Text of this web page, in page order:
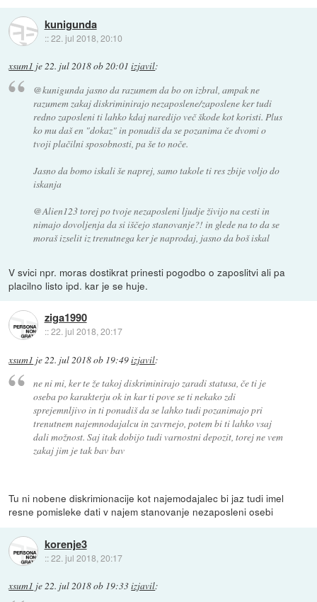
kunigunda
::22. jul 2018, 20:10
xsum1 je22. jul 2018 ob 20:01 izjavil:
@kunigunda jasno da razumem da bo on izbral, ampak ne
razumem zakaj diskriminirajo nezaposlene/zaposlene ker tudi
redno zaposleni ti lahko kdaj naredijo več škode kot koristi. Plus
ko mu daš en "dokaz" in ponudiš da se pozanima če dvomi o
tvoji plačilni sposobnosti, pa še to noče.
Jasno da bomo iskali še naprej, samo takole ti res zbije voljo do
iskanja
@Alien123 torej po tvoje nezaposleni ljudje živijo na cesti in
nimajo dovoljenja da si iščejo stanovanje?! in glede na to da se
moraš izselit iz trenutnega ker je naprodaj, jasno da boš iskal
V svici npr. moras dostikrat prinesti pogodbo o zaposlitvi ali pa
placilno listo ipd. kar je se huje.
ziga1990
::22. jul 2018, 20:17
xsum1 je22. jul 2018 ob 19:49izjavil:
ne ni mi, ker te že takoj diskriminirajo zaradi statusa, če ti je
oseba po karakterju ok in kar ti pove se ti nekako zdi
sprejemnljivo in ti ponudiš da se lahko tudi pozanimajo pri
trenutnem najemnodajalcu in zavrnejo, potem bi ti lahko vsaj
dali možnost. Saj itak dobijo tudi varnostni depozit, torej ne vem
zakaj jim je tak bav bav
Tu ni nobene diskrimionacije kot najemodajalec bi jaz tudi imel
resne pomisleke dati v najem stanovanje nezaposleni osebi
korenje3
::22. jul 2018, 20:17
xsum1 je22. jul 2018 ob 19:33izjavil: